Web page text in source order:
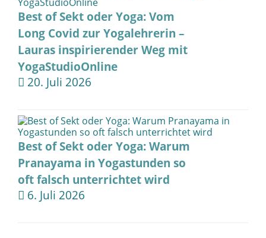
Best of Sekt oder Yoga: Vom
Long Covid zur Yogalehrerin –
Lauras inspirierender Weg mit
YogaStudioOnline
20. Juli 2026
Best of Sekt oder Yoga: Warum
Pranayama in Yogastunden so
oft falsch unterrichtet wird
6. Juli 2026